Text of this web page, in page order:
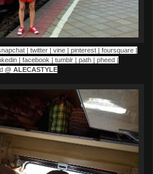
| twitter | vine | pinterest | foursquare |
| facebook | tumblr | path | pheed |
@ ALECASTYLE